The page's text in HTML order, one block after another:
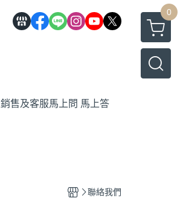
0
銷售及客服馬上問 馬上答
聯絡我們